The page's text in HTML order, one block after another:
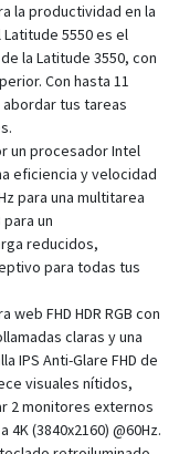
la productividad en la
5550 es el
la Latitude 3550, con
Con hasta 11
tus tareas
un procesador Intel
eficiencia y velocidad
para una multitarea
para un
reducidos,
para todas tus
web FHD HDR RGB con
claras y una
IPS Anti-Glare FHD de
visuales nítidos,
2 monitores externos
(3840x2160) @60Hz.